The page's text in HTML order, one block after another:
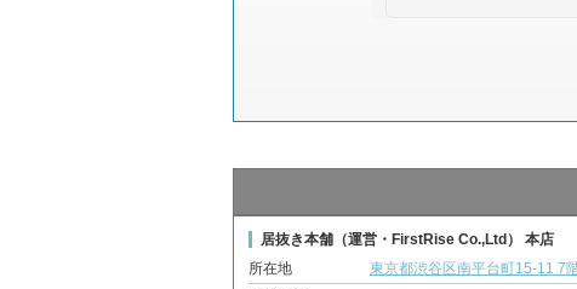
居抜き本舗（運営・FirstRise Co.,Ltd） 本店
所在地
東京都渋谷区南平台町15-11 7